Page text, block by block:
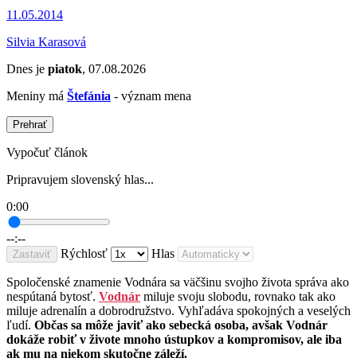
11.05.2014
Silvia Karasová
Dnes je piatok, 07.08.2026
Meniny má Štefánia - význam mena
Prehrať
Vypočuť článok
Pripravujem slovenský hlas...
0:00
--:--
Zastaviť Rýchlosť Hlas
Spoločenské znamenie Vodnára sa väčšinu svojho života správa ako
nespútaná bytosť. Vodnár miluje svoju slobodu, rovnako tak ako
miluje adrenalín a dobrodružstvo. Vyhľadáva spokojných a veselých
ľudí. Občas sa môže javiť ako sebecká osoba, avšak Vodnár
dokáže robiť v živote mnoho ústupkov a kompromisov, ale iba
ak mu na niekom skutočne záleží.